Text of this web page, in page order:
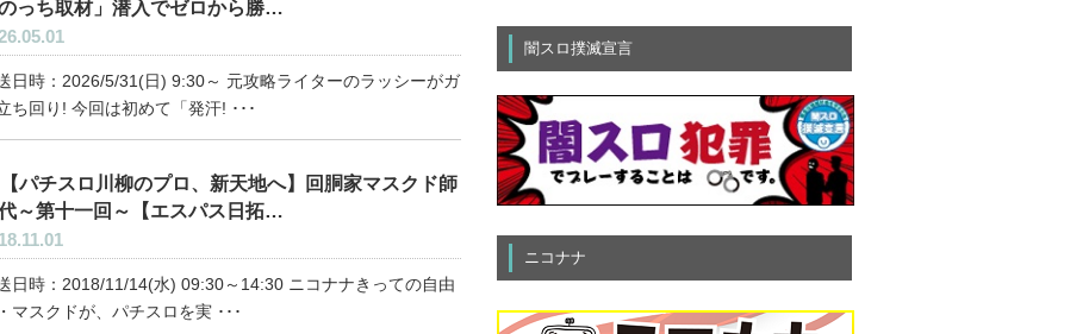
っち取材」潜入でゼロから勝…
日時：2026/5/31(日) 9:30～ 元攻略ライターのラッシーがガ
ち回り! 今回は初めて「発汗! ･･･
【パチスロ川柳のプロ、新天地へ】回胴家マスクド師
～第十一回～【エスパス日拓…
日時：2018/11/14(水) 09:30～14:30 ニコナナきっての自由
マスクドが、パチスロを実 ･･･
闇スロ撲滅宣言
ニコナナ